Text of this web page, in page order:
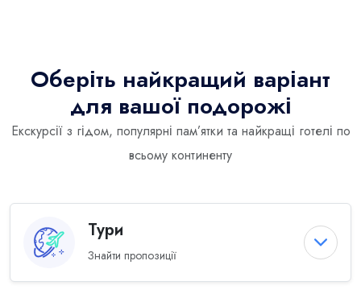
Оберіть найкращий варіант
для вашої подорожі
Екскурсії з гідом, популярні пам’ятки та найкращі готелі по
всьому континенту
Тури
Знайти пропозиції